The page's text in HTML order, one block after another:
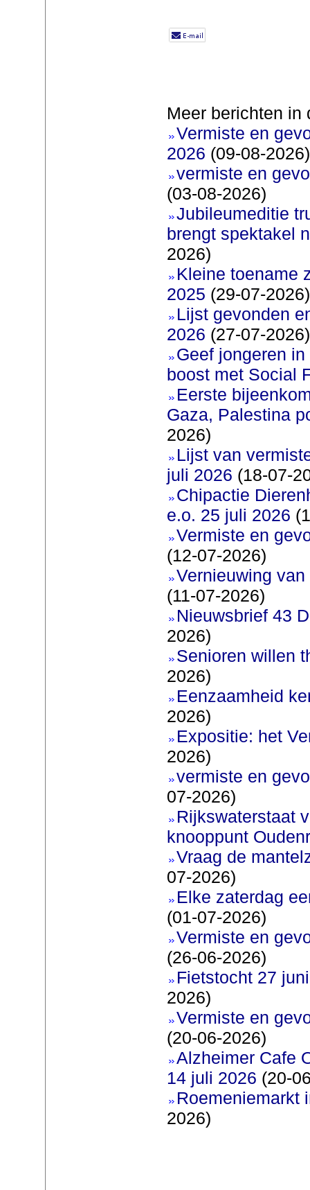
Meer berichten in
Vermiste en
2026 (09-08-2026)
vermiste en
(03-08-2026)
Jubileumeditie
brengt spektakel
2026)
Kleine toename
2025 (29-07-2026)
Lijst gevonden
2026 (27-07-2026)
Geef jongeren
boost met Social
Eerste
Gaza, Palestina
2026)
Lijst van
juli 2026 (18-07-
Chipactie
e.o. 25 juli 2026
Vermiste en
(12-07-2026)
Vernieuwing
(11-07-2026)
Nieuwsbrief 43
2026)
Senioren willen
2026)
Eenzaamheid
2026)
Expositie: het
2026)
vermiste en
07-2026)
Rijkswaterstaat
knooppunt
Vraag de
07-2026)
Elke zaterdag
(01-07-2026)
Vermiste en
(26-06-2026)
Fietstocht 27
2026)
Vermiste en
(20-06-2026)
Alzheimer Cafe
14 juli 2026 (20-
Roemeniemarkt
2026)